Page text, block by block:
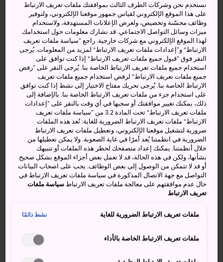
أنشطة ومعالم رائعة
التي لا تزال تحتفظ بهيئتها وأصالتها
استكشاف الشلالات العتيقة بالمنطقة
نستخدم نحن وشركات الطرف الثالث بموافقتك ملفات تعريف الارتباط
على هذا الموقع الإلكتروني لقياس جمهور موقعنا الإلكتروني، ولتوفير
وظائف محسّنة وتخصيص، ولعرض الإعلانات المستهدفة، ولاستخدام
ميزات وسائل التواصل الاجتماعي. قد نشارك معلومات حول استخدامك
لهذا الموقع الإلكتروني مع شركات خارجية. راجع ”سياسة ملفات تعريف
الارتباط“ و”إعدادات ملفات تعريف الارتباط“ لمزيد من المعلومات. يُرجى
النقر فوق ”قبول جميع ملفات تعريف الارتباط“ إذا كنت توافق على
استخدام جميع ملفات تعريف الارتباط الخاصة بنا. يُرجى النقر على ”رفض
جميع ملفات تعريف الارتباط“ لرفض استخدام جميع ملفات تعريف
الارتباط الخاصة بنا. يُرجى تحريك مفتاح الاختيار إلى نشط إذا كنت توافق
على استخدام جزء من ملفات تعريف الارتباط الخاصة بنا. بالإضافة إلى
ذلك، يمكنك تغيير موافقتك أو سحبها في أي وقت بالنقر على ”إعدادات
ملفات تعريف الارتباط“ تحت المادة 3.2 من ”سياسة ملفات تعريف
الارتباط“ ملفات تعريف الارتباط الضرورية للغاية: تُعد هذه الملفات
ضرورية لتشغيل موقعنا الإلكتروني، وتعطيل ملفات تعريف الارتباط
الضرورية في انظمتنا يُعد أمرًا في غاية الصعوبة. ولا يمكن تعطيلها من
خلال أنظمتنا. يمكنك إعداد متصفحك لحظر هذه الملفات أو تنبيهك
بشأنها، ولكن في هذه الحالة، قد لا تعمل بعض أجزاء الموقع بشكل صحيح
أو قد لا تتمكن من الوصول إلى بعض الوظائف. يجب على اصحاب البيانات
التواصل مع جهة الاتصال المذكورة في سياسة ملفات تعريف الارتباط في
حال عدم موافقتهم على معالجة ملفات تعريف الارتباطسياسة ملفات
تعريف الارتباط
ملفات تعريف الارتباط الضرورية للغاية نشط دائمًا
ملفات تعريف الارتباط الخاصة بالأداء